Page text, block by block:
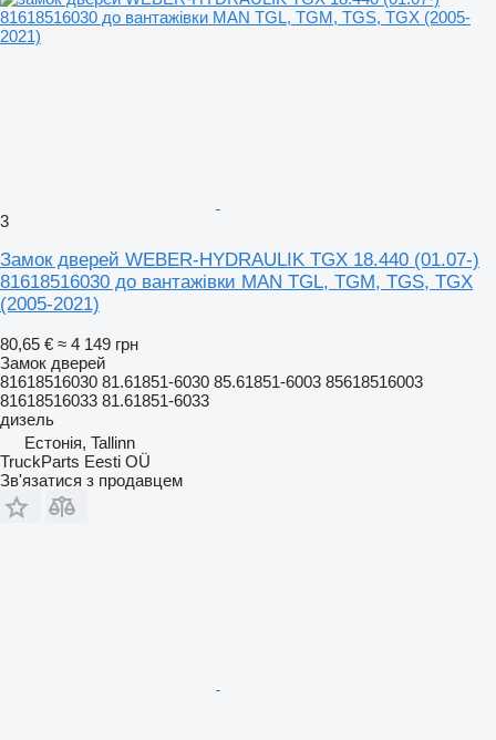
3
Замок дверей WEBER-HYDRAULIK TGX 18.440 (01.07-)
81618516030 до вантажівки MAN TGL, TGM, TGS, TGX
(2005-2021)
80,65 € ≈ 4 149 грн
Замок дверей
81618516030 81.61851-6030 85.61851-6003 85618516003
81618516033 81.61851-6033
дизель
Естонія, Tallinn
TruckParts Eesti OÜ
Зв'язатися з продавцем